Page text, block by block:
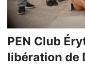
PEN Club
libération de